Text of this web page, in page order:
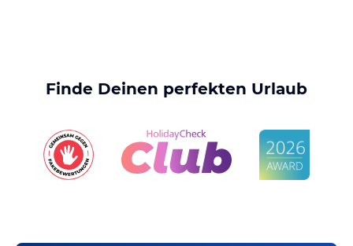
Finde Deinen perfekten Urlaub